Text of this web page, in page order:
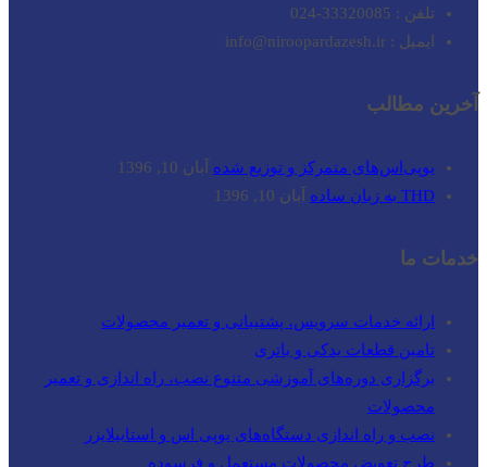
تلفن : 33320085-024
ایمیل : info@niroopardazesh.ir
آخرین مطالب
یوپی‌اس‌های متمرکز و توزیع شده
آبان 10, 1396
THD به زبان ساده
آبان 10, 1396
خدمات ما
ارائه خدمات سرویس، پشتیبانی و تعمیر محصولات
تامین قطعات یدکی و باتری
برگزاری دوره‌های آموزشی متنوع نصب، راه اندازی و تعمیر
محصولات
نصب و راه‌ اندازی دستگاه‌های یوپی اس و استابیلایزر
طرح تعویض محصولات مستعمل و فرسوده